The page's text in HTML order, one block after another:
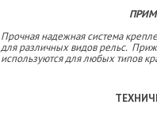
Прочная надежная система
для различных видов рельс.
используются для любых типов